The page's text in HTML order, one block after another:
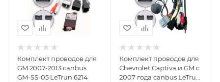
Комплект проводов для
GM 2007-2013 canbus
GM-SS-05 LeTrun 6214
Комплект проводов для
Chevrolet Captiva и GM с
2007 года canbus LeTrun